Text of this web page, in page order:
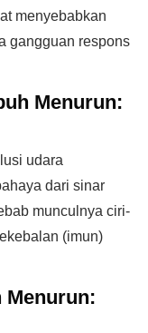
menyebabkan
gangguan respons
Menurun:
udara
dari sinar
munculnya ciri-
(imun)
Menurun: